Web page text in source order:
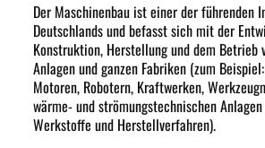
Der Maschinenbau ist einer der führenden
Deutschlands und befasst sich mit der
Konstruktion, Herstellung und dem Betrieb
Anlagen und ganzen Fabriken (zum
Motoren, Robotern, Kraftwerken,
wärme- und strömungstechnischen
Werkstoffe und Herstellverfahren).